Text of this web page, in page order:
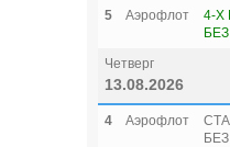
5
Аэрофлот
4-Х
Четверг
13.08.2026
4 Аэрофлот